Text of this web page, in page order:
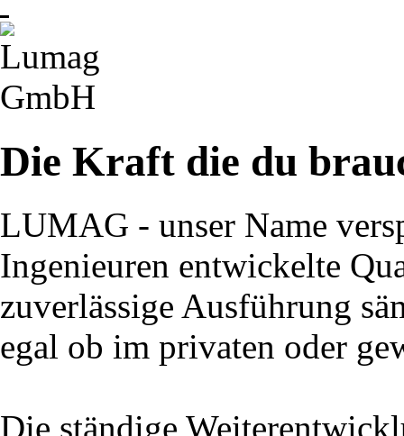
Die Kraft die du
LUMAG - unser Name
Ingenieuren entwickelte
zuverlässige Ausführung
egal ob im privaten oder
Die ständige